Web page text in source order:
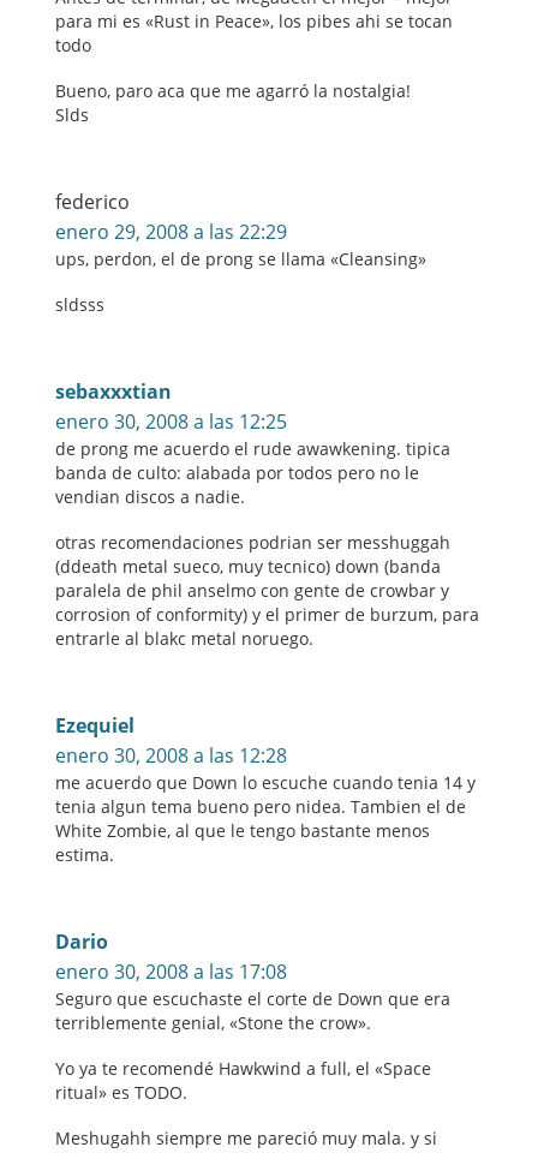
para mi es «Rust in Peace», los pibes ahi se tocan
todo
Bueno, paro aca que me agarró la nostalgia!
Slds
federico
enero 29, 2008 a las 22:29
ups, perdon, el de prong se llama «Cleansing»
sldsss
sebaxxxtian
enero 30, 2008 a las 12:25
de prong me acuerdo el rude awawkening. tipica
banda de culto: alabada por todos pero no le
vendian discos a nadie.
otras recomendaciones podrian ser messhuggah
(ddeath metal sueco, muy tecnico) down (banda
paralela de phil anselmo con gente de crowbar y
corrosion of conformity) y el primer de burzum, para
entrarle al blakc metal noruego.
Ezequiel
enero 30, 2008 a las 12:28
me acuerdo que Down lo escuche cuando tenia 14 y
tenia algun tema bueno pero nidea. Tambien el de
White Zombie, al que le tengo bastante menos
estima.
Dario
enero 30, 2008 a las 17:08
Seguro que escuchaste el corte de Down que era
terriblemente genial, «Stone the crow».
Yo ya te recomendé Hawkwind a full, el «Space
ritual» es TODO.
Meshugahh siempre me pareció muy mala. y si